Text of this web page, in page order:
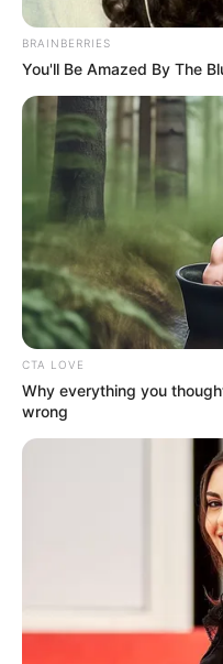
ΣΠΑΜΕ ΤΟ ΜΑΤΡΙΞ –
BRAINBERRIES
You'll Be Amazed By The
CTA LOVE
Why everything you
wrong